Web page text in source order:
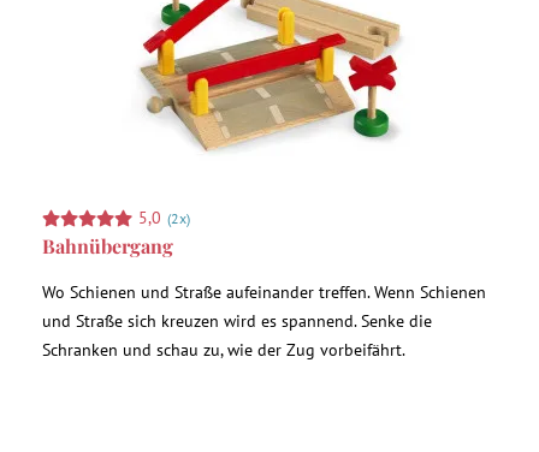
5,0 (2x)
Bahnübergang
Wo Schienen und Straße aufeinander treffen. Wenn Schienen
und Straße sich kreuzen wird es spannend. Senke die
Schranken und schau zu, wie der Zug vorbeifährt.